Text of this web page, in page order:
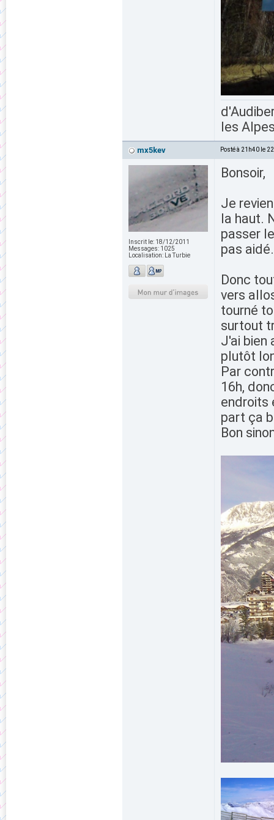
les
mx5kev Posté à 21h40 le
Inscrit le: 18/12/2011
Messages: 1025
Localisation:
La Turbie
Bonsoir,
Je
la haut.
passer
pas aidé.
Donc
vers
tourné
surtout
J'ai bien
plutôt
Par
16h,
endroits
part ça
Bon